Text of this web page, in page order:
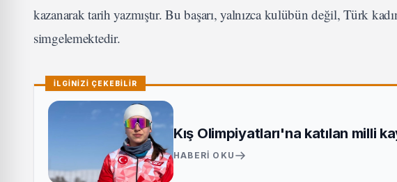
kazanarak tarih yazmıştır. Bu başarı, yalnızca kulübün değil, Türk
simgelemektedir.
İLGİNİZİ ÇEKEBİLİR
Kış Olimpiyatları'na katılan milli
HABERI OKU